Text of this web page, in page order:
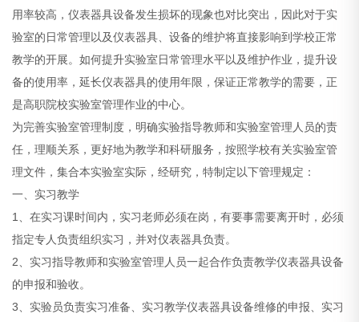
用率较高，仪表器具设备发生损坏的现象也对比突出，因此对于实
验室的日常管理以及仪表器具、设备的维护将直接影响到学校正常
教学的开展。如何提升实验室日常管理水平以及维护作业，提升设
备的使用率，延长仪表器具的使用年限，保证正常教学的需要，正
是高职院校实验室管理作业的中心。
为完善实验室管理制度，明确实验指导教师和实验室管理人员的责
任，理顺关系，更好地为教学和科研服务，按照学校有关实验室管
理文件，集合本实验室实际，经研究，特制定以下管理规定：
一、实习教学
1、在实习课时间内，实习老师必须在岗，有要事需要离开时，必须
指定专人负责组织实习，并对仪表器具负责。
2、实习指导教师和实验室管理人员一起合作负责教学仪表器具设备
的申报和验收。
3、实验员负责实习准备、实习教学仪表器具设备维修的申报、实习